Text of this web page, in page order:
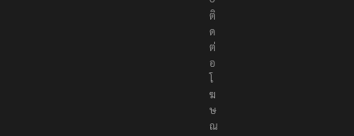
ติ
ด
ต่
อ
โ
ฆ
ษ
ณ